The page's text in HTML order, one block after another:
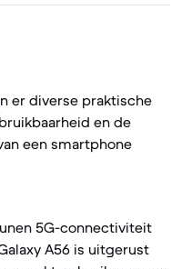
er diverse praktische
en de
een smartphone
5G-connectiviteit
A56 is uitgerust